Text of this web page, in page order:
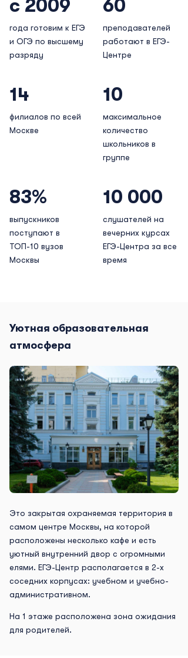
с 2009
года готовим к ЕГЭ
и ОГЭ по высшему
разряду
60
преподавателей
работают в ЕГЭ-
Центре
14
филиалов по всей
Москве
10
максимальное
количество
школьников в
группе
83%
выпускников
поступают в
ТОП-10 вузов
Москвы
10 000
слушателей на
вечерних курсах
ЕГЭ-Центра за все
время
Уютная образовательная
атмосфера
Это закрытая охраняемая территория в
самом центре Москвы, на которой
расположены несколько кафе и есть
уютный внутренний двор с огромными
елями. ЕГЭ-Центр располагается в 2-х
соседних корпусах: учебном и учебно-
административном.
На 1 этаже расположена зона ожидания
для родителей.